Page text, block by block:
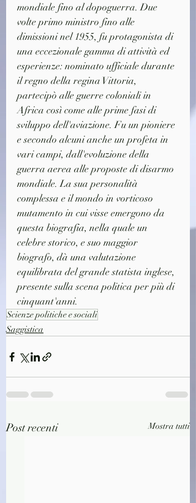
mondiale fino al dopoguerra. Due
volte primo ministro fino alle
dimissioni nel 1955, fu protagonista di
una eccezionale gamma di attività ed
esperienze: nominato ufficiale durante
il regno della regina Vittoria,
partecipò alle guerre coloniali in
Africa così come alle prime fasi di
sviluppo dell'aviazione. Fu un pioniere
e secondo alcuni anche un profeta in
vari campi, dall'evoluzione della
guerra aerea alle proposte di disarmo
mondiale. La sua personalità
complessa e il mondo in vorticoso
mutamento in cui visse emergono da
questa biografia, nella quale un
celebre storico, e suo maggior
biografo, dà una valutazione
equilibrata del grande statista inglese,
presente sulla scena politica per più di
cinquant'anni.
Scienze politiche e sociali
Saggistica
Post recenti Mostra tutti